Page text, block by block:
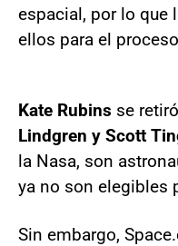
espacial, por lo que
ellos para el
Kate Rubins se
Lindgren y Scott
la Nasa, son
ya no son elegibles
Sin embargo,